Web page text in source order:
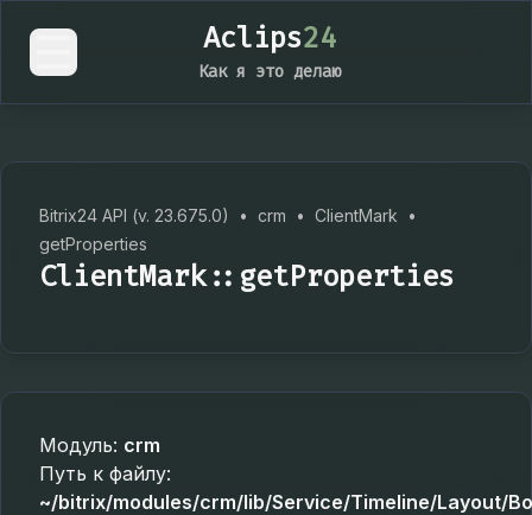
Aclips24
Как я это делаю
Bitrix24 API (v. 23.675.0) • crm • ClientMark
•
getProperties
ClientMark::getProperties
Модуль: crm
Путь к файлу:
~/bitrix/modules/crm/lib/Service/Timeline/Layout/